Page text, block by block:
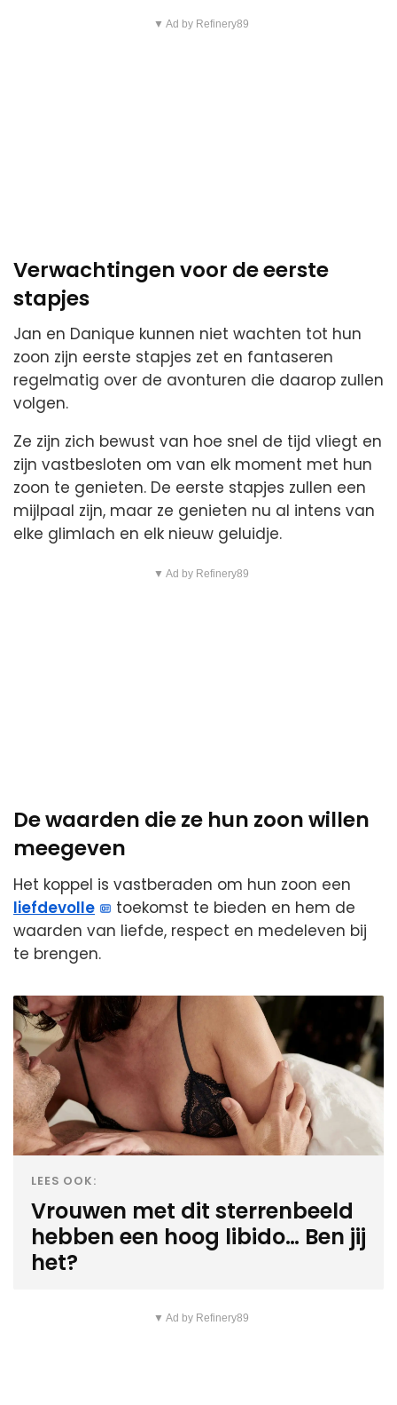
▼ Ad by Refinery89
Verwachtingen voor de eerste
stapjes
Jan en Danique kunnen niet wachten tot hun
zoon zijn eerste stapjes zet en fantaseren
regelmatig over de avonturen die daarop zullen
volgen.
Ze zijn zich bewust van hoe snel de tijd vliegt en
zijn vastbesloten om van elk moment met hun
zoon te genieten. De eerste stapjes zullen een
mijlpaal zijn, maar ze genieten nu al intens van
elke glimlach en elk nieuw geluidje.
▼ Ad by Refinery89
De waarden die ze hun zoon willen
meegeven
Het koppel is vastberaden om hun zoon een
liefdevolle
toekomst te bieden en hem de
waarden van liefde, respect en medeleven bij
te brengen.
LEES OOK:
Vrouwen met dit sterrenbeeld
hebben een hoog libido… Ben jij
het?
▼ Ad by Refinery89